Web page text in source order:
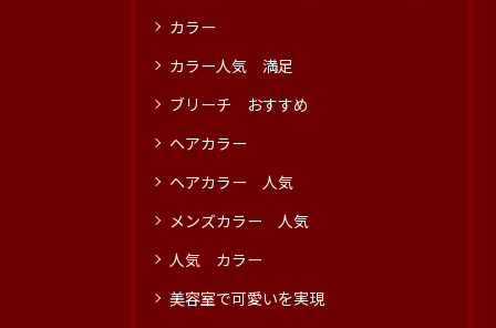
カラー
カラー人気 満足
ブリーチ おすすめ
ヘアカラー
ヘアカラー 人気
メンズカラー 人気
人気 カラー
美容室で可愛いを実現